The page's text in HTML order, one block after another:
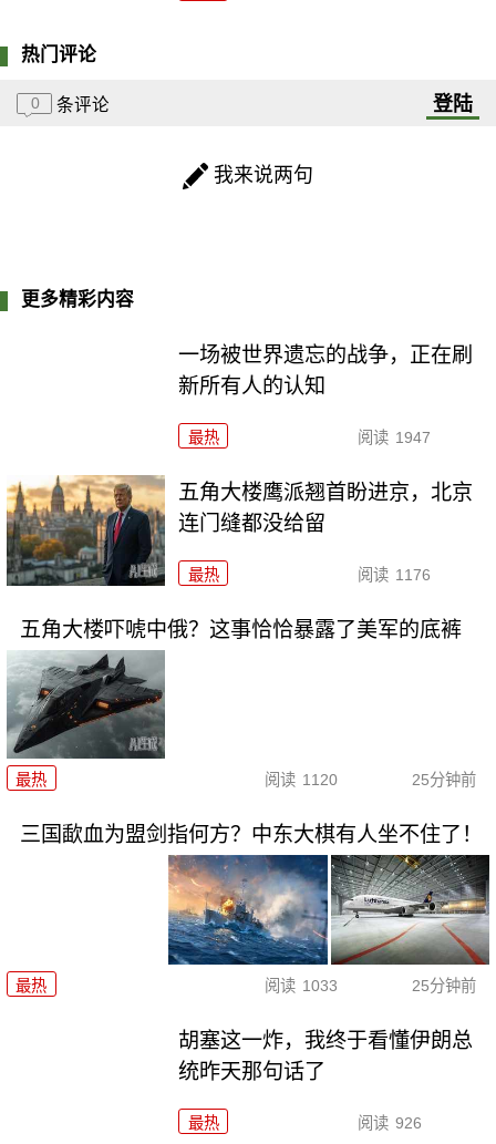
热门评论
0 条评论 登陆
我来说两句
更多精彩内容
一场被世界遗忘的战争，正在刷
新所有人的认知
最热 阅读 1947
五角大楼鹰派翘首盼进京，北京
连门缝都没给留
最热 阅读 1176
五角大楼吓唬中俄？这事恰恰暴露了美军的底裤
最热 阅读 1120 25分钟前
三国歃血为盟剑指何方？中东大棋有人坐不住了！
最热 阅读 1033 25分钟前
胡塞这一炸，我终于看懂伊朗总
统昨天那句话了
最热 阅读 926